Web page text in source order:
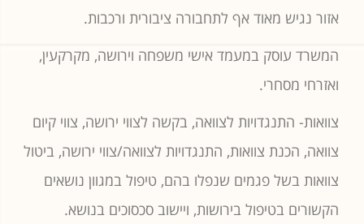
אזור נגיש מאוד אף לתחבורה ציבורית ורכבות.
המשרד עוסק במעמד אישי משפחה וירושה, מקרקעין,
ואזרחי מסחרי.
צוואות- התנגדויות לצוואה, בקשה לצווי ירושה, צווי קיום
צוואה, הכנת צוואות, התנגדויות לצוואה/צווי ירושה, ביטול
צוואות בשל פגמים שנפלו בהם, טיפול במגוון נושאים
הקשורים בטיפול בירושות, ויישוב סכסוכים בנושא.